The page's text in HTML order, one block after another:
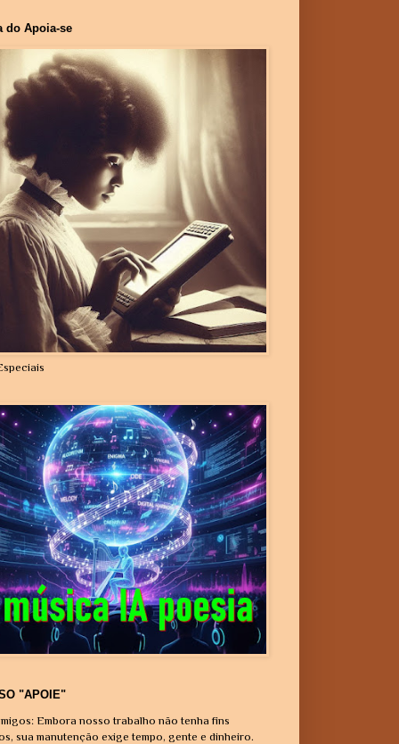
do Apoia-se
"APOIE"
Embora nosso trabalho não tenha fins
sua manutenção exige tempo, gente e dinheiro.